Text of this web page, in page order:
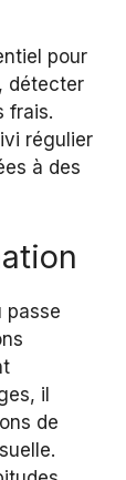
pour
détecter
frais.
régulier
à des
passe
il
de